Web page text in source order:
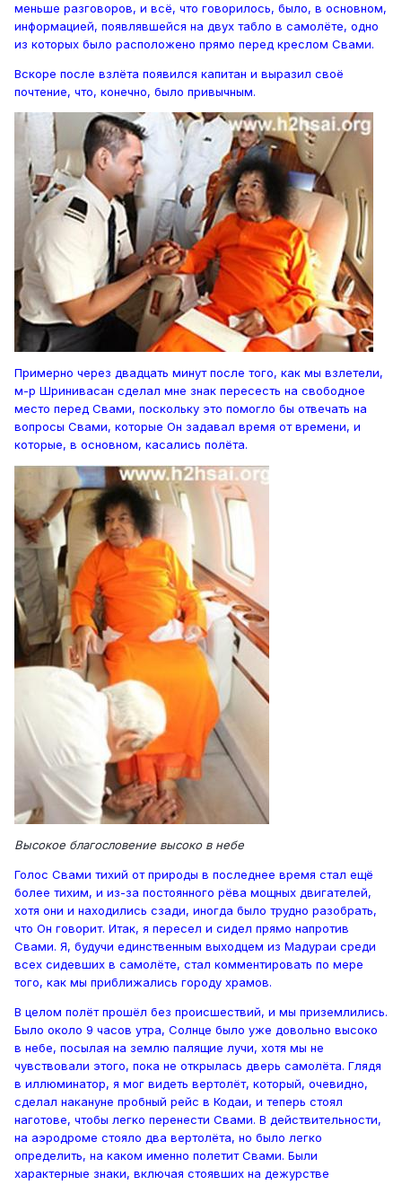
меньше разговоров, и всё, что говорилось, было, в основном,
информацией, появлявшейся на двух табло в самолёте, одно
из которых было расположено прямо перед креслом Свами.
Вскоре после взлёта появился капитан и выразил своё
почтение, что, конечно, было привычным.
Примерно через двадцать минут после того, как мы взлетели,
м-р Шринивасан сделал мне знак пересесть на свободное
место перед Свами, поскольку это помогло бы отвечать на
вопросы Свами, которые Он задавал время от времени, и
которые, в основном, касались полёта.
Высокое благословение высоко в небе
Голос Свами тихий от природы в последнее время стал ещё
более тихим, и из-за постоянного рёва мощных двигателей,
хотя они и находились сзади, иногда было трудно разобрать,
что Он говорит. Итак, я пересел и сидел прямо напротив
Свами. Я, будучи единственным выходцем из Мадураи среди
всех сидевших в самолёте, стал комментировать по мере
того, как мы приближались городу храмов.
В целом полёт прошёл без происшествий, и мы приземлились.
Было около 9 часов утра, Солнце было уже довольно высоко
в небе, посылая на землю палящие лучи, хотя мы не
чувствовали этого, пока не открылась дверь самолёта. Глядя
в иллюминатор, я мог видеть вертолёт, который, очевидно,
сделал накануне пробный рейс в Кодаи, и теперь стоял
наготове, чтобы легко перенести Свами. В действительности,
на аэродроме стояло два вертолёта, но было легко
определить, на каком именно полетит Свами. Были
характерные знаки, включая стоявших на дежурстве